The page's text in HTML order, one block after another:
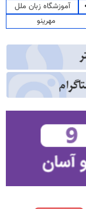
آموزشگاه زبان ملل
مهرینو